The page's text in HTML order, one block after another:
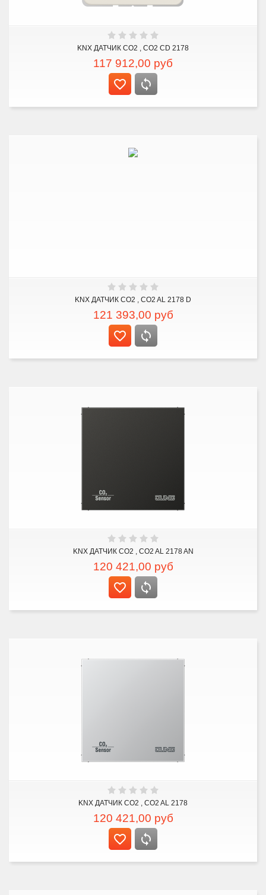
KNX ДАТЧИК CO2 , CO2 CD 2178
117 912,00 руб
KNX ДАТЧИК CO2 , CO2 AL 2178 D
121 393,00 руб
KNX ДАТЧИК CO2 , CO2 AL 2178 AN
120 421,00 руб
KNX ДАТЧИК CO2 , CO2 AL 2178
120 421,00 руб